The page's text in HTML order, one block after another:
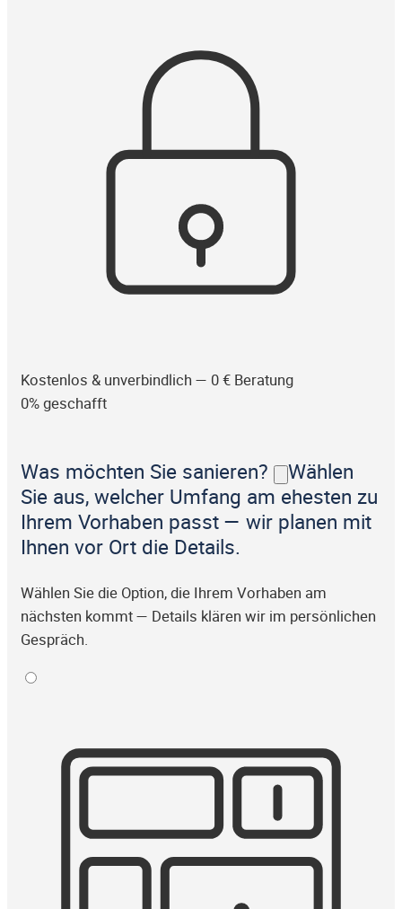
Kostenlos & unverbindlich — 0 € Beratung
0% geschafft
Was möchten Sie sanieren?
Wählen
Sie aus, welcher Umfang am ehesten zu
Ihrem Vorhaben passt — wir planen mit
Ihnen vor Ort die Details.
Wählen Sie die Option, die Ihrem Vorhaben am
nächsten kommt — Details klären wir im persönlichen
Gespräch.